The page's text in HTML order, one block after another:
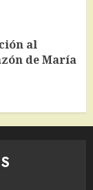
al
de María